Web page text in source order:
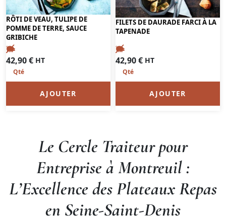
RÔTI DE VEAU, TULIPE DE
POMME DE TERRE, SAUCE
GRIBICHE
42,90€ HT
AJOUTER
FILETS DE DAURADE FARCI À LA
TAPENADE
42,90€ HT
AJOUTER
Le Cercle Traiteur pour
Entreprise à Montreuil :
L’Excellence des Plateaux Repas
en Seine-Saint-Denis